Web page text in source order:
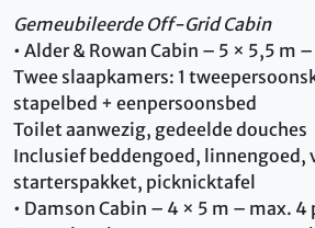
Gemeubileerde Off-Grid Cabin
• Alder & Rowan Cabin – 5 × 5,5 m
Twee slaapkamers: 1
stapelbed + eenpersoonsbed
Toilet aanwezig, gedeelde douches
Inclusief beddengoed, linnengoed,
starterspakket, picknicktafel
• Damson Cabin – 4 × 5 m – max. 4